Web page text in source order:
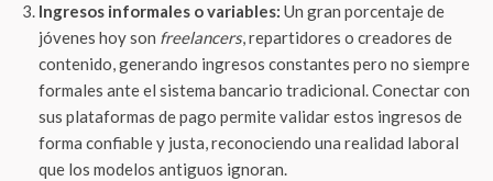
Ingresos informales o variables: Un gran porcentaje de
jóvenes hoy son freelancers, repartidores o creadores de
contenido, generando ingresos constantes pero no siempre
formales ante el sistema bancario tradicional. Conectar con
sus plataformas de pago permite validar estos ingresos de
forma confiable y justa, reconociendo una realidad laboral
que los modelos antiguos ignoran.